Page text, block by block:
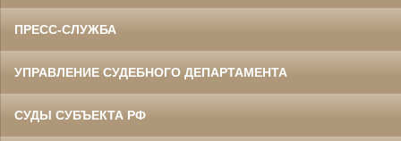
ПРЕСС-СЛУЖБА
УПРАВЛЕНИЕ СУДЕБНОГО ДЕПАРТАМЕНТА
СУДЫ СУБЪЕКТА РФ